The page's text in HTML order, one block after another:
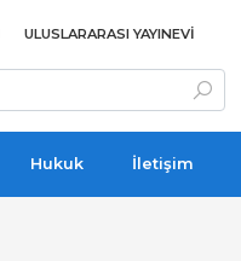
ULUSLARARASI YAYINEVI
Hukuk İletişim